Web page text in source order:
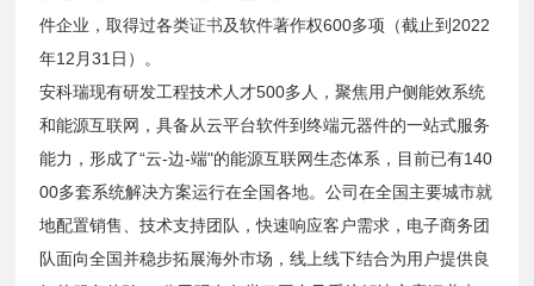
件企业，取得过各类证书及软件著作权600多项（截止到2022
年12月31日）。
安科瑞现有研发工程技术人才500多人，聚焦用户侧能效系统
和能源互联网，具备从云平台软件到终端元器件的一站式服务
能力，形成了“云-边-端"的能源互联网生态体系，目前已有140
00多套系统解决方案运行在全国各地。公司在全国主要城市就
地配置销售、技术支持团队，快速响应客户需求，电子商务团
队面向全国并稳步拓展海外市场，线上线下结合为用户提供良